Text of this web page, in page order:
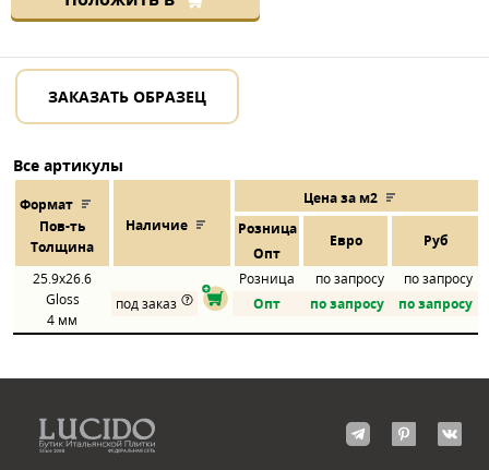
ЗАКАЗАТЬ ОБРАЗЕЦ
Все артикулы
Формат
Пов-ть
Толщина
Наличие
Цена за м2
Розница
Евро Руб
Опт
25.9x26.6
Gloss
4 мм
Розница по запросу
по запросу
под заказ
Опт по запросу по запросу